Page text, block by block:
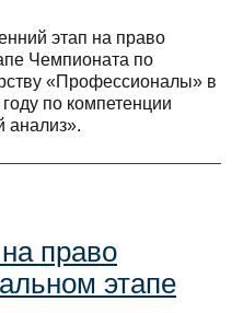
этап на право
Чемпионата по
«Профессионалы» в
по компетенции
анализ».
право
этапе